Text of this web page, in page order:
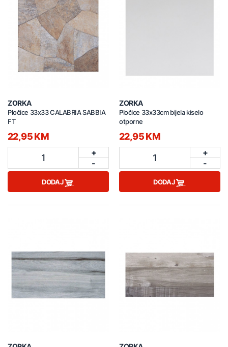
ZORKA
Pločice 33x33 CALABRIA SABBIA
FT
22,95 KM
1
+
-
DODAJ
ZORKA
Pločice 33x33cm bijela kiselo
otporne
22,95 KM
1
+
-
DODAJ